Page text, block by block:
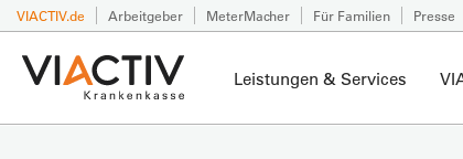
VIACTIV.de Arbeitgeber MeterMacher Für Familien Presse
Leistungen & Services